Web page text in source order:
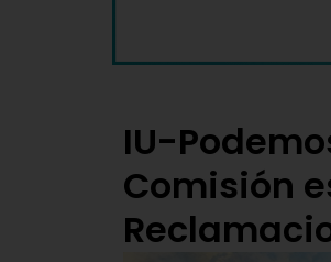
IU-
Comisión